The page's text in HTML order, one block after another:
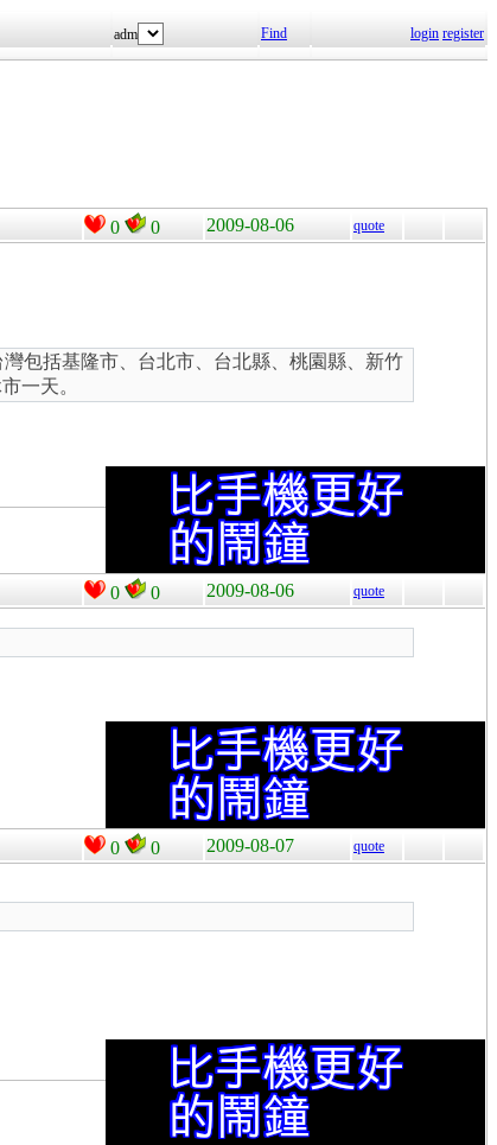
adm Find login register
0 0 2009-08-06 quote
包括基隆市、台北市、台北縣、桃園縣、新竹
一天。
0 0 2009-08-06 quote
0 0 2009-08-07 quote